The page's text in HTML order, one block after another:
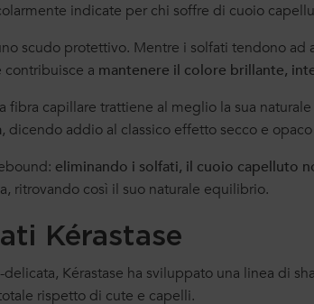
indicate per chi soffre di cuoio
scudo protettivo. Mentre i solfati tendono
a mantenere il colore brillante,
fibra capillare trattiene al meglio la sua
, dicendo addio al classico effetto secco e
eliminando i solfati, il cuoio capelluto
ritrovando così il suo naturale equilibrio.
Kérastase
Kérastase ha sviluppato una linea di
rispetto di cute e capelli.